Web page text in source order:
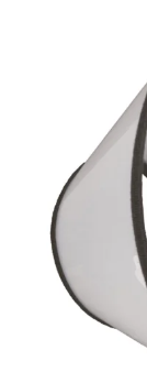
Forhandlersøk